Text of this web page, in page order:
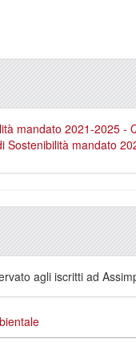
mandato 2021-2025 -
Sostenibilità mandato
agli iscritti ad